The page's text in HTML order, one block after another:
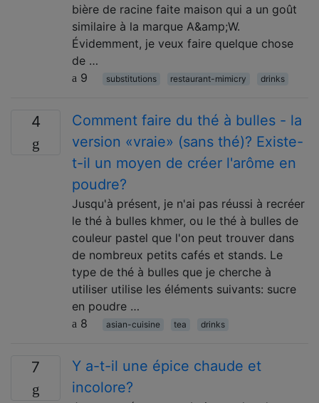
bière de racine faite maison qui a un goût
similaire à la marque A&amp;W.
Évidemment, je veux faire quelque chose
de …
9
substitutions restaurant-mimicry drinks
4
Comment faire du thé à bulles - la
version «vraie» (sans thé)? Existe-
t-il un moyen de créer l'arôme en
poudre?
Jusqu'à présent, je n'ai pas réussi à recréer
le thé à bulles khmer, ou le thé à bulles de
couleur pastel que l'on peut trouver dans
de nombreux petits cafés et stands. Le
type de thé à bulles que je cherche à
utiliser utilise les éléments suivants: sucre
en poudre …
8
asian-cuisine tea drinks
7
Y a-t-il une épice chaude et
incolore?